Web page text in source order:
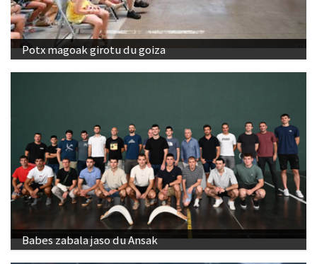
Potx magoak girotu du goiza
Babes zabala jaso du Ansak